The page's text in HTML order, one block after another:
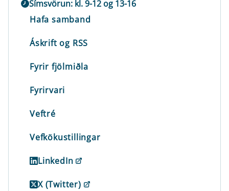
Símsvörun: kl. 9-12 og 13-16
Hafa samband
Áskrift og RSS
Fyrir fjölmiðla
Fyrirvari
Veftré
Vefkökustillingar
LinkedIn
X (Twitter)